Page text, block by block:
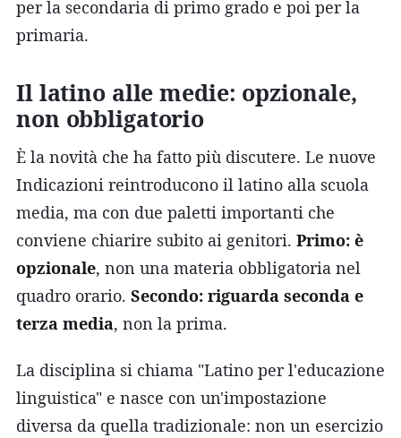
per la secondaria di primo grado e poi per la
primaria.
Il latino alle medie: opzionale,
non obbligatorio
È la novità che ha fatto più discutere. Le nuove
Indicazioni reintroducono il latino alla scuola
media, ma con due paletti importanti che
conviene chiarire subito ai genitori. Primo: è
opzionale, non una materia obbligatoria nel
quadro orario. Secondo: riguarda seconda e
terza media, non la prima.
La disciplina si chiama "Latino per l'educazione
linguistica" e nasce con un'impostazione
diversa da quella tradizionale: non un esercizio